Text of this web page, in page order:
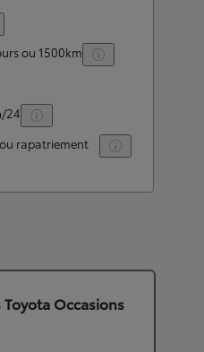
ou 1500km
24
rapatriement
Occasions